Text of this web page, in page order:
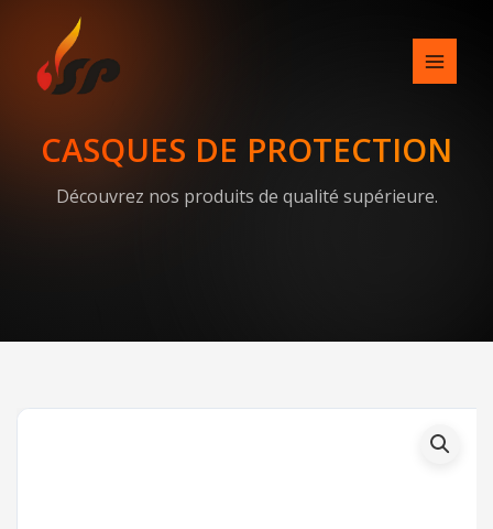
content
CASQUES DE PROTECTION
Découvrez nos produits de qualité supérieure.